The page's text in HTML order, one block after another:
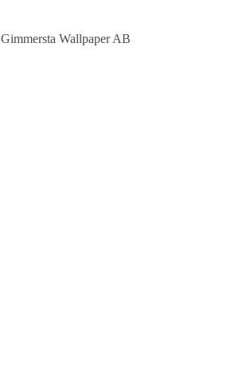
Gimmersta Wallpaper AB